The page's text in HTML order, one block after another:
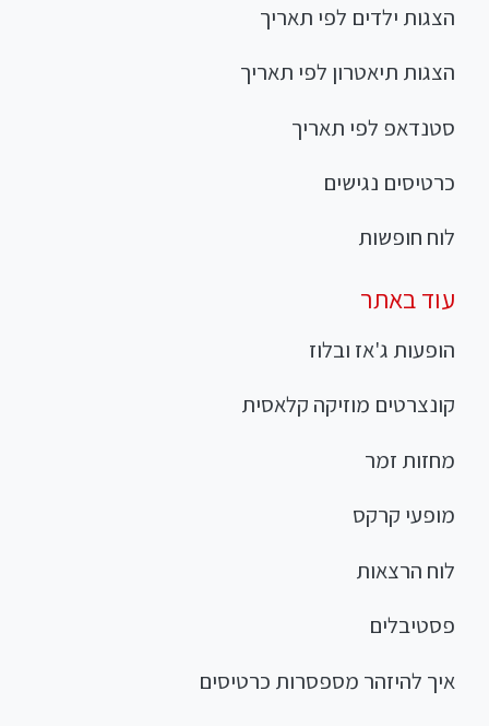
הצגות ילדים לפי תאריך
הצגות תיאטרון לפי תאריך
סטנדאפ לפי תאריך
כרטיסים נגישים
לוח חופשות
עוד באתר
הופעות ג'אז ובלוז
קונצרטים מוזיקה קלאסית
מחזות זמר
מופעי קרקס
לוח הרצאות
פסטיבלים
איך להיזהר מספסרות כרטיסים